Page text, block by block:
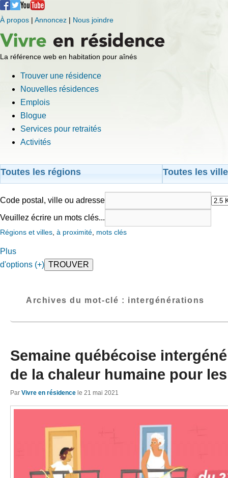
À propos | Annoncez | Nous joindre
La référence web en habitation pour aînés
Trouver une résidence
Nouvelles résidences
Emplois
Blogue
Services pour retraités
Activités
Toutes les régions Toutes les
Code postal, ville ou adresse
Veuillez écrire un mots clés...
Régions et villes à proximité mots clés
Plus
d'options (+)
Archives du mot-clé : intergénérations
Semaine québécoise
de la chaleur humaine pour
Par Vivre en résidence le 21 mai 2021